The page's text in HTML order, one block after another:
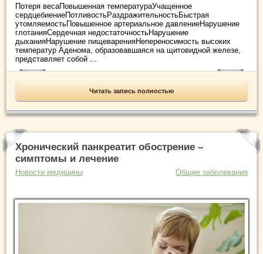
Потеря весаПовышенная температураУчащенное
сердцебиениеПотливостьРаздражительностьБыстрая
утомляемостьПовышенное артериальное давлениеНарушение
глотанияСердечная недостаточностьНарушение
дыханияНарушение пищеваренияНепереносимость высоких
температур Аденома, образовавшаяся на щитовидной железе,
представляет собой ...
Читать запись полностью
Хронический панкреатит обострение –
симптомы и лечение
Новости медицины Общие заболевания